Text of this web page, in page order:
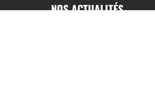
NOS ACTUALITÉS